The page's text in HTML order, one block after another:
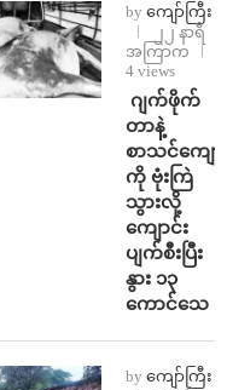
by ကျော်ကြီး
၂၂ နာရီ
အကြာက
4 views
⁨⁩ ⁨ဂျက်ဖိုက်
တာနဲ့
စာသင်ကျော
ကို ဗုံးကြဲ
သွားလို့
ကျောင်း
ပျက်စီးပြီး
နွား ၁၃
ကောင်သေ
by ကျော်ကြီး